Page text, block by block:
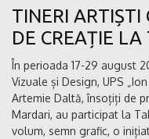
TINERI ARTIȘTI
DE CREAȚIE LA
În perioada 17-29 august
Vizuale și Design, UPS „I
Artemie Daltă, însoțiți de
Mardari, au participat la
volum, semn grafic, o